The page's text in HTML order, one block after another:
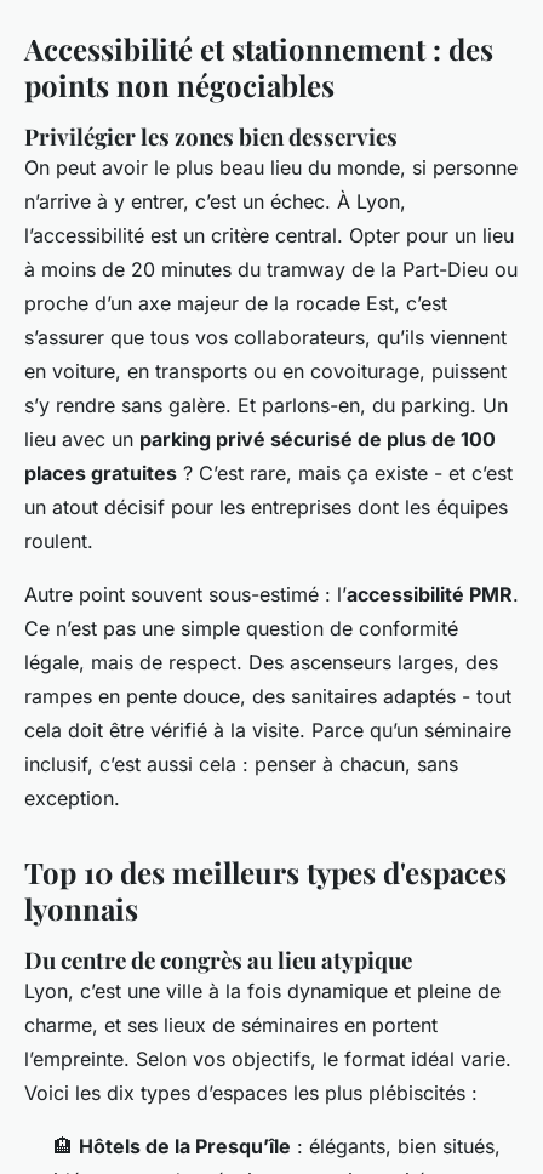
Accessibilité et stationnement : des
points non négociables
Privilégier les zones bien desservies
On peut avoir le plus beau lieu du monde, si personne
n’arrive à y entrer, c’est un échec. À Lyon,
l’accessibilité est un critère central. Opter pour un lieu
à moins de 20 minutes du tramway de la Part-Dieu ou
proche d’un axe majeur de la rocade Est, c’est
s’assurer que tous vos collaborateurs, qu’ils viennent
en voiture, en transports ou en covoiturage, puissent
s’y rendre sans galère. Et parlons-en, du parking. Un
lieu avec un parking privé sécurisé de plus de 100
places gratuites ? C’est rare, mais ça existe - et c’est
un atout décisif pour les entreprises dont les équipes
roulent.
Autre point souvent sous-estimé : l’accessibilité PMR.
Ce n’est pas une simple question de conformité
légale, mais de respect. Des ascenseurs larges, des
rampes en pente douce, des sanitaires adaptés - tout
cela doit être vérifié à la visite. Parce qu’un séminaire
inclusif, c’est aussi cela : penser à chacun, sans
exception.
Top 10 des meilleurs types d'espaces
lyonnais
Du centre de congrès au lieu atypique
Lyon, c’est une ville à la fois dynamique et pleine de
charme, et ses lieux de séminaires en portent
l’empreinte. Selon vos objectifs, le format idéal varie.
Voici les dix types d’espaces les plus plébiscités :
🏨 Hôtels de la Presqu’île : élégants, bien situés,